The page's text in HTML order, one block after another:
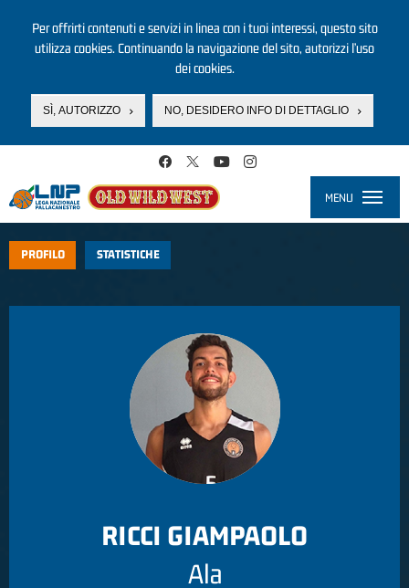
Per offrirti contenuti e servizi in linea con i tuoi interessi, questo sito
utilizza cookies. Continuando la navigazione del sito, autorizzi l’uso
dei cookies.
SÌ, AUTORIZZO NO, DESIDERO INFO DI DETTAGLIO
MENU
PROFILO STATISTICHE
RICCI GIAMPAOLO
Ala